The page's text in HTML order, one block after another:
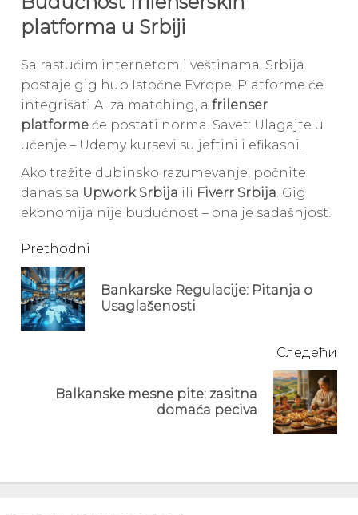
platforma u Srbiji
Sa rastućim internetom i veštinama, Srbija
postaje gig hub Istočne Evrope. Platforme će
integrišati AI za matching, a frilenser
platforme će postati norma. Savet: Ulagajte u
učenje – Udemy kursevi su jeftini i efikasni.
Ako tražite dubinsko razumevanje, počnite
danas sa Upwork Srbija ili Fiverr Srbija. Gig
ekonomija nije budućnost – ona je sadašnjost.
Continue
Reading
Prethodni
Bankarske Regulacije: Pitanja o
Usaglašenosti
Следећи
Balkanske mesne pite: zasitna
domaća peciva